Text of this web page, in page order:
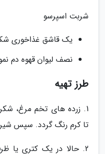
شربت اسپرسو
یک قاشق غذاخوری
نصف لیوان قهوه دم
طرز تهیه
1. زرده های تخم مرغ،
تا کرم رنگ گردد. سپس شیر
2. حالا در یک کتری یا